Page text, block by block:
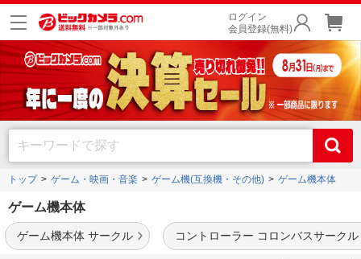
ログイン
会員登録(無料)
トップ ゲーム・映画・音楽 ゲーム機(互換機・その他) ゲーム機本体
ゲーム機本体
ゲーム機本体 サークル コントローラー コロンバスサークル